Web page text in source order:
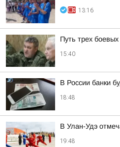
13:16
Путь трех
15:40
В России банки
18:48
В Улан-Удэ
19:48